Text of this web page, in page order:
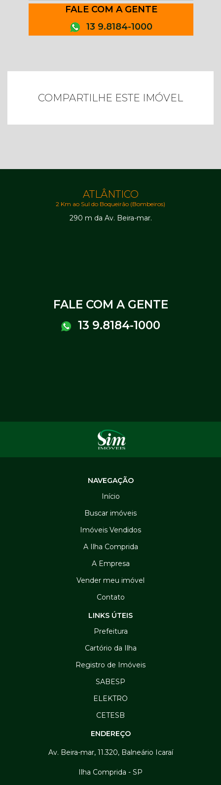
FALE COM A GENTE
13 9.8184-1000
COMPARTILHE ESTE IMÓVEL
ATLÂNTICO
2 Km ao Sul do Boqueirão (Bombeiros)
290 m da Av. Beira-mar.
FALE COM A GENTE
13 9.8184-1000
NAVEGAÇÃO
Início
Buscar imóveis
Imóveis Vendidos
A Ilha Comprida
A Empresa
Vender meu imóvel
Contato
LINKS ÚTEIS
Prefeitura
Cartório da Ilha
Registro de Imóveis
SABESP
ELEKTRO
CETESB
ENDEREÇO
Av. Beira-mar, 11.320, Balneário Icaraí
Ilha Comprida - SP